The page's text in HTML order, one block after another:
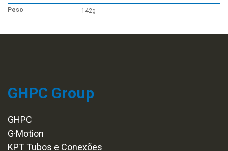
Peso
142g
GHPC Group
GHPC
G·Motion
KPT Tubos e Conexões